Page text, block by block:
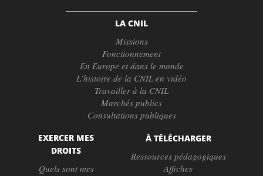
LA CNIL
Missions
Fonctionnement
En Europe et dans le monde
L’histoire de la CNIL en vidéo
Travailler à la CNIL
Marchés publics
Consultations publiques
EXERCER MES
DROITS
Quels sont mes
À TÉLÉCHARGER
Ressources pédagogiques
Affiches